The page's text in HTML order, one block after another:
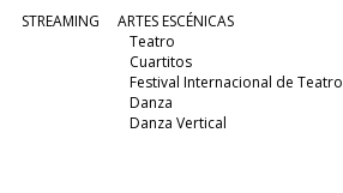
STREAMING
ARTES ESCÉNICAS
Teatro
Cuartitos
Festival Internacional de Teatro
Danza
Danza Vertical